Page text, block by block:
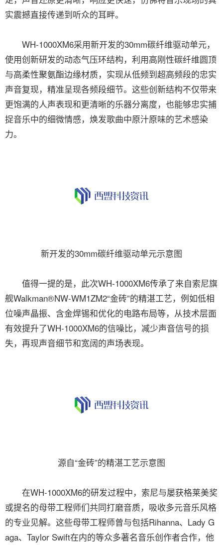
实震撼直接传递到听众的耳畔。
WH-1000XM6采用新开发的30mm碳纤维驱动单元，
使用创新研发的动态气压环结构，利用高刚性碳纤维圆顶
与高柔性聚氨酯边缘材质，实现从低频到超高频段的忠实
声音复现，精准呈现各频段细节。这些创新结构不仅带来
更饱满的人声表现和更清晰的乐器分离度，也能够忠实捕
捉音乐中的细微情感，焕发歌曲中原汁原味的艺术感染
力。
新开发的30mm碳纤维驱动单元示意图
值得一提的是，此次WH-1000XM6传承了来自索尼旗
舰Walkman®NW-WM1ZM2“金砖”的精湛工艺，例如低相
位噪声晶振、含金焊锡和优化的电路布局等，从技术层面
有效提升了WH-1000XM6的信噪比，减少声音信号的损
失，再现声音细节和宽阔的声场表现。
源自“金砖”的精湛工艺示意图
在WH-1000XM6的研发过程中，索尼与屡获格莱美奖
或提名的母带工程师们共同打磨音质，吸收多元音乐风格
的专业见解。这些母带工程师曾与包括Rihanna、Lady G
aga、Taylor Swift在内的等众多著名音乐创作者合作，他